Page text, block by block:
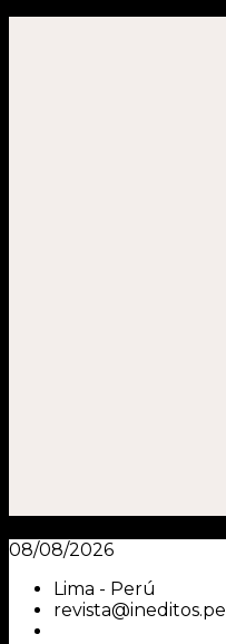
08/08/2026
Lima - Perú
revista@ineditos.pe